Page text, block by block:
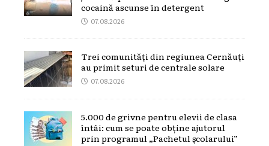
cocaină ascunse în detergent
07.08.2026
Trei comunități din regiunea Cernăuți
au primit seturi de centrale solare
07.08.2026
5.000 de grivne pentru elevii de clasa
întâi: cum se poate obține ajutorul
prin programul „Pachetul școlarului”